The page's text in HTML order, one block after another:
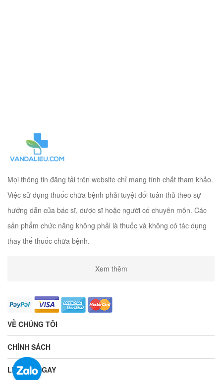
Mọi thông tin đăng tải trên website chỉ mang tính chất tham khảo.
Việc sử dụng thuốc chữa bệnh phải tuyệt đối tuân thủ theo sự
hướng dẫn của bác sĩ, dược sĩ hoặc người có chuyên môn. Các
sản phẩm chức năng không phải là thuốc và không có tác dụng
thay thế thuốc chữa bệnh.
Xem thêm
VỀ CHÚNG TÔI
CHÍNH SÁCH
LIÊN HỆ NGAY